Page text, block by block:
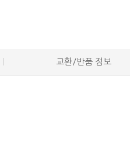
교환/반품 정보